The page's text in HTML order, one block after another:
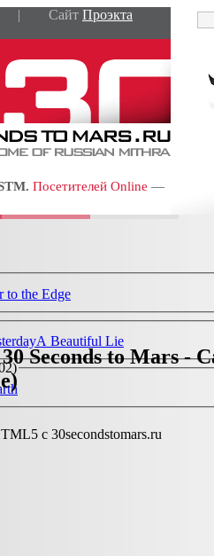
| Сайт Проэкта
Посетителей Online —
to the Edge
A Beautiful Lie
Seconds to Mars -
c 30secondstomars.ru